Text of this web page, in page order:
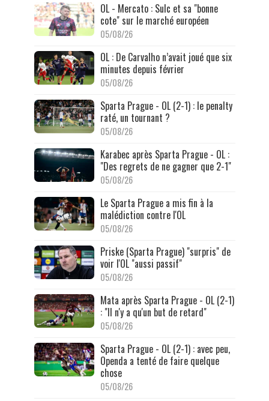
OL - Mercato : Sulc et sa "bonne
cote" sur le marché européen
05/08/26
OL : De Carvalho n’avait joué que six
minutes depuis février
05/08/26
Sparta Prague - OL (2-1) : le penalty
raté, un tournant ?
05/08/26
Karabec après Sparta Prague - OL :
"Des regrets de ne gagner que 2-1"
05/08/26
Le Sparta Prague a mis fin à la
malédiction contre l'OL
05/08/26
Priske (Sparta Prague) "surpris" de
voir l'OL "aussi passif"
05/08/26
Mata après Sparta Prague - OL (2-1)
: "Il n'y a qu'un but de retard"
05/08/26
Sparta Prague - OL (2-1) : avec peu,
Openda a tenté de faire quelque
chose
05/08/26